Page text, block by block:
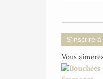
S'inscrire
Vous